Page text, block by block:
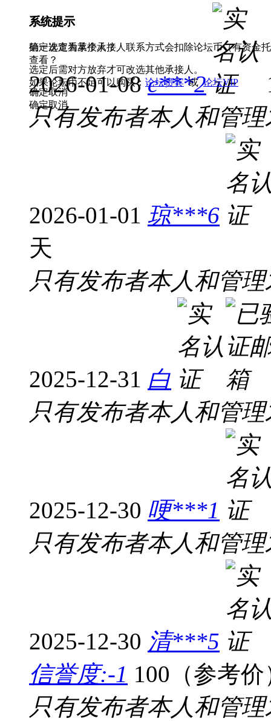
系统提示
第一次查看某个承接人联系方式会扣除论坛币（有资金
查看？
如果论坛币不足可以购买： 论坛贵宾或论坛VIP
确定取消
系统提示
确定选定为承接人？
选定后需对方放弃才可改选其他承接人。
确定取消
2026-01-08 c***2
只有发布者本人和管
2026-01-01 琼***6
天
只有发布者本人和管
2025-12-31 白
只有发布者本人和管
2025-12-30 哽***1
只有发布者本人和管
2025-12-30 清***5
信誉度:-1 100（参考价
只有发布者本人和管